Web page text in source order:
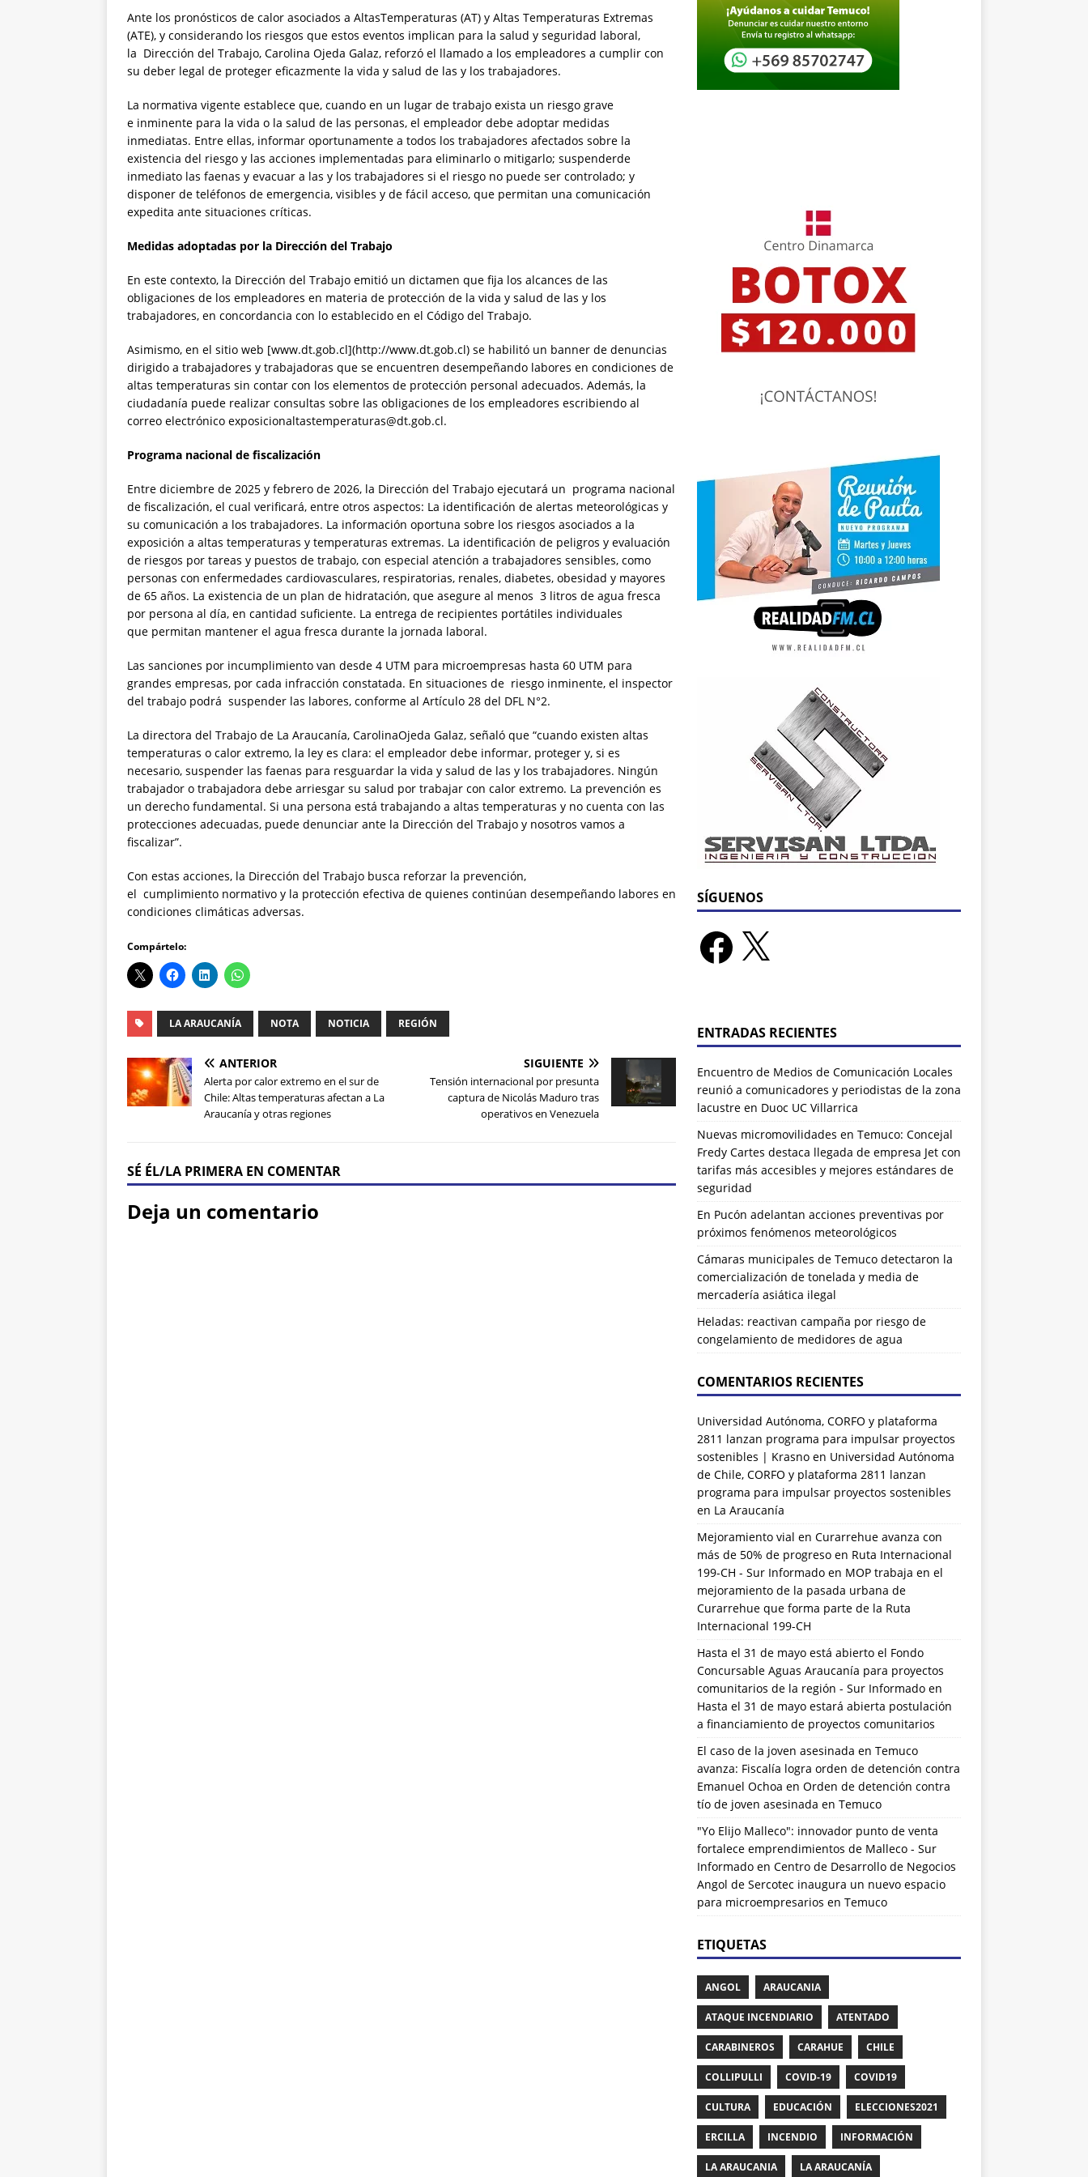
Ante los pronósticos de calor asociados a AltasTemperaturas (AT) y Altas Temperaturas Extremas
(ATE), y considerando los riesgos que estos eventos implican para la salud y seguridad laboral,
la Dirección del Trabajo, Carolina Ojeda Galaz, reforzó el llamado a los empleadores a cumplir con
su deber legal de proteger eficazmente la vida y salud de las y los trabajadores.
La normativa vigente establece que, cuando en un lugar de trabajo exista un riesgo grave
e inminente para la vida o la salud de las personas, el empleador debe adoptar medidas
inmediatas. Entre ellas, informar oportunamente a todos los trabajadores afectados sobre la
existencia del riesgo y las acciones implementadas para eliminarlo o mitigarlo; suspenderde
inmediato las faenas y evacuar a las y los trabajadores si el riesgo no puede ser controlado; y
disponer de teléfonos de emergencia, visibles y de fácil acceso, que permitan una comunicación
expedita ante situaciones críticas.
Medidas adoptadas por la Dirección del Trabajo
En este contexto, la Dirección del Trabajo emitió un dictamen que fija los alcances de las
obligaciones de los empleadores en materia de protección de la vida y salud de las y los
trabajadores, en concordancia con lo establecido en el Código del Trabajo.
Asimismo, en el sitio web [www.dt.gob.cl](http://www.dt.gob.cl) se habilitó un banner de denuncias
dirigido a trabajadores y trabajadoras que se encuentren desempeñando labores en condiciones de
altas temperaturas sin contar con los elementos de protección personal adecuados. Además, la
ciudadanía puede realizar consultas sobre las obligaciones de los empleadores escribiendo al
correo electrónico exposicionaltastemperaturas@dt.gob.cl.
Programa nacional de fiscalización
Entre diciembre de 2025 y febrero de 2026, la Dirección del Trabajo ejecutará un programa nacional
de fiscalización, el cual verificará, entre otros aspectos: La identificación de alertas meteorológicas y
su comunicación a los trabajadores. La información oportuna sobre los riesgos asociados a la
exposición a altas temperaturas y temperaturas extremas. La identificación de peligros y evaluación
de riesgos por tareas y puestos de trabajo, con especial atención a trabajadores sensibles, como
personas con enfermedades cardiovasculares, respiratorias, renales, diabetes, obesidad y mayores
de 65 años. La existencia de un plan de hidratación, que asegure al menos 3 litros de agua fresca
por persona al día, en cantidad suficiente. La entrega de recipientes portátiles individuales
que permitan mantener el agua fresca durante la jornada laboral.
Las sanciones por incumplimiento van desde 4 UTM para microempresas hasta 60 UTM para
grandes empresas, por cada infracción constatada. En situaciones de riesgo inminente, el inspector
del trabajo podrá suspender las labores, conforme al Artículo 28 del DFL N°2.
La directora del Trabajo de La Araucanía, CarolinaOjeda Galaz, señaló que “cuando existen altas
temperaturas o calor extremo, la ley es clara: el empleador debe informar, proteger y, si es
necesario, suspender las faenas para resguardar la vida y salud de las y los trabajadores. Ningún
trabajador o trabajadora debe arriesgar su salud por trabajar con calor extremo. La prevención es
un derecho fundamental. Si una persona está trabajando a altas temperaturas y no cuenta con las
protecciones adecuadas, puede denunciar ante la Dirección del Trabajo y nosotros vamos a
fiscalizar”.
Con estas acciones, la Dirección del Trabajo busca reforzar la prevención,
el cumplimiento normativo y la protección efectiva de quienes continúan desempeñando labores en
condiciones climáticas adversas.
Compártelo:
LA ARAUCANÍA NOTA NOTICIA REGIÓN
ANTERIOR
Alerta por calor extremo en el sur de
Chile: Altas temperaturas afectan a La
Araucanía y otras regiones
SIGUIENTE
Tensión internacional por presunta
captura de Nicolás Maduro tras
operativos en Venezuela
SÉ ÉL/LA PRIMERA EN COMENTAR
Deja un comentario
SÍGUENOS
ENTRADAS RECIENTES
Encuentro de Medios de Comunicación Locales
reunió a comunicadores y periodistas de la zona
lacustre en Duoc UC Villarrica
Nuevas micromovilidades en Temuco: Concejal
Fredy Cartes destaca llegada de empresa Jet con
tarifas más accesibles y mejores estándares de
seguridad
En Pucón adelantan acciones preventivas por
próximos fenómenos meteorológicos
Cámaras municipales de Temuco detectaron la
comercialización de tonelada y media de
mercadería asiática ilegal
Heladas: reactivan campaña por riesgo de
congelamiento de medidores de agua
COMENTARIOS RECIENTES
Universidad Autónoma, CORFO y plataforma
2811 lanzan programa para impulsar proyectos
sostenibles | Krasnoen Universidad Autónoma
de Chile, CORFO y plataforma 2811 lanzan
programa para impulsar proyectos sostenibles
en La Araucanía
Mejoramiento vial en Curarrehue avanza con
más de 50% de progreso en Ruta Internacional
199-CH - Sur Informadoen MOP trabaja en el
mejoramiento de la pasada urbana de
Curarrehue que forma parte de la Ruta
Internacional 199-CH
Hasta el 31 de mayo está abierto el Fondo
Concursable Aguas Araucanía para proyectos
comunitarios de la región - Sur Informadoen
Hasta el 31 de mayo estará abierta postulación
a financiamiento de proyectos comunitarios
El caso de la joven asesinada en Temuco
avanza: Fiscalía logra orden de detención contra
Emanuel Ochoa en Orden de detención contra
tío de joven asesinada en Temuco
"Yo Elijo Malleco": innovador punto de venta
fortalece emprendimientos de Malleco - Sur
Informadoen Centro de Desarrollo de Negocios
Angol de Sercotec inaugura un nuevo espacio
para microempresarios en Temuco
ETIQUETAS
ANGOL ARAUCANIA
ATAQUE INCENDIARIO ATENTADO
CARABINEROS CARAHUE CHILE
COLLIPULLI COVID-19 COVID19
CULTURA EDUCACIÓN ELECCIONES2021
ERCILLA INCENDIO INFORMACIÓN
LA ARAUCANIA LA ARAUCANÍA